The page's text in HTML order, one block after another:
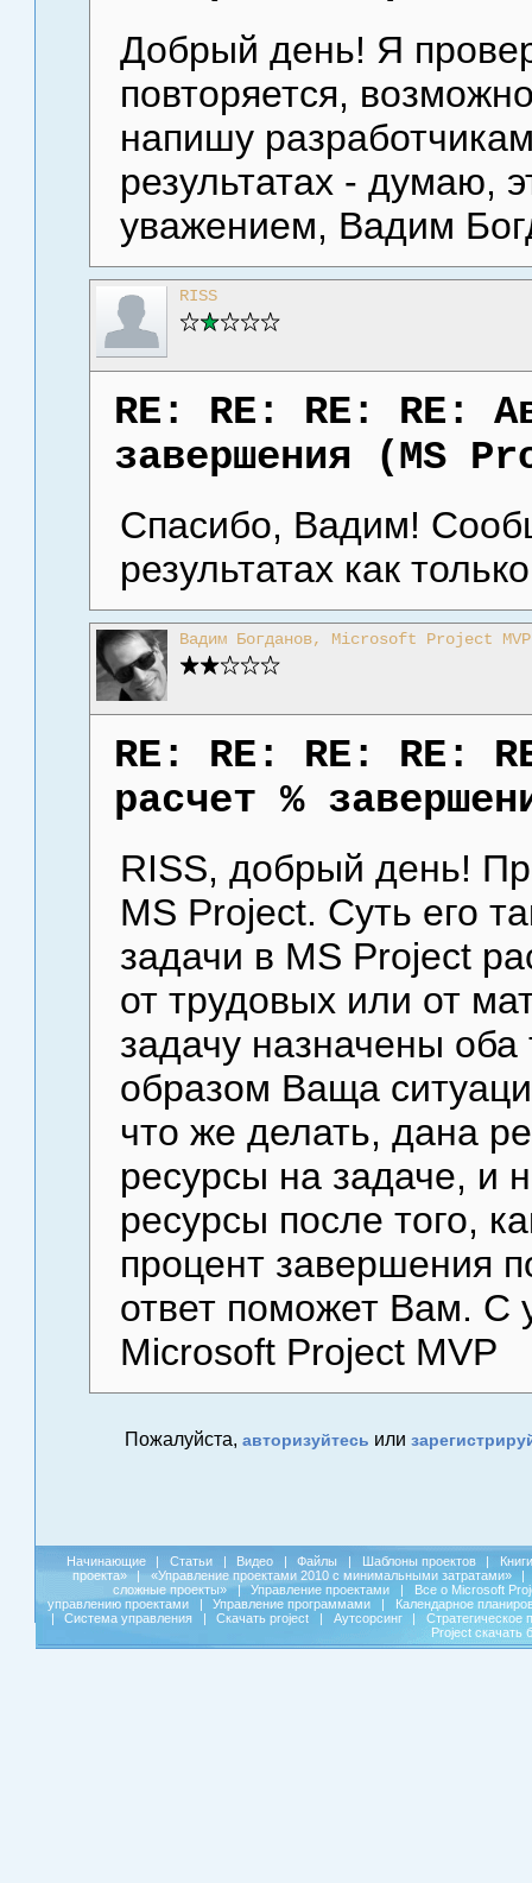
Добрый день! Я
повторяется,
напишу
результатах - думаю,
уважением, Вадим
RISS
RE: RE: RE: RE:
завершения (MS
Спасибо, Вадим!
результатах как
Вадим Богданов, Microsoft Project
RE: RE: RE: RE:
расчет %
RISS, добрый день!
MS Project. Суть его
задачи в MS Project
от трудовых или от
задачу назначены
образом Ваща
что же делать, дана
ресурсы на задаче, и
ресурсы после того,
процент завершения
ответ поможет Вам. С
Microsoft Project MVP
Пожалуйста, авторизуйтесь или
Начинающие | Статьи | Видео | Файлы | Шаблоны проектов |
Книги
проекта»
| «Управление проектами 2010 с минимальными затратами»
|
сложные проекты»
| Управление проектами |
Все о Microsoft
управлению проектами
| Управление программами |
Календарное
|
Система управления | Скачать project | Аутсорсинг |
Стратегическое
Project скачать